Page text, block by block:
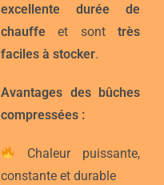
excellente durée de
chauffe et sont très
faciles à stocker.
Avantages des bûches
compressées :
Chaleur puissante,
constante et durable